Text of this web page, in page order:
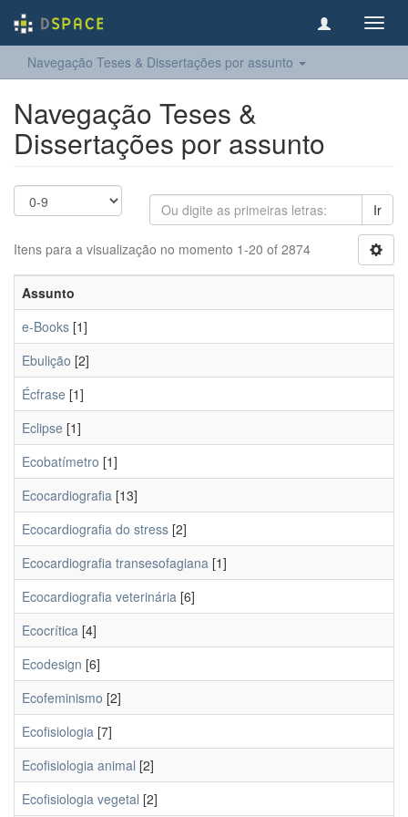
Navegação Teses & Dissertações por assunto
Navegação Teses &
Dissertações por assunto
Ir
Itens para a visualização no momento 1-20 of 2874
Assunto
e-Books [1]
Ebulição [2]
Écfrase [1]
Eclipse [1]
Ecobatímetro [1]
Ecocardiografia [13]
Ecocardiografia do stress [2]
Ecocardiografia transesofagiana [1]
Ecocardiografia veterinária [6]
Ecocrítica [4]
Ecodesign [6]
Ecofeminismo [2]
Ecofisiologia [7]
Ecofisiologia animal [2]
Ecofisiologia vegetal [2]